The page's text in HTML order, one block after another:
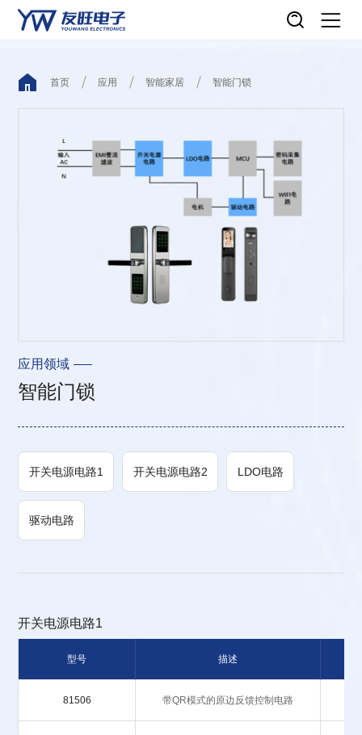
首页 应用 智能家居 智能门锁
应用领域
智能门锁
开关电源电路1 开关电源电路2 LDO电路
驱动电路
开关电源电路1
型号 描述
81506 带QR模式的原边反馈控制电路